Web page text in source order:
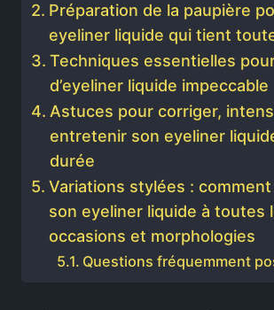
Préparation de la paupière
eyeliner liquide qui tient
Techniques essentielles
d’eyeliner liquide impeccable
Astuces pour corriger,
entretenir son eyeliner
durée
Variations stylées :
son eyeliner liquide à toutes
occasions et morphologies
Questions fréquemment